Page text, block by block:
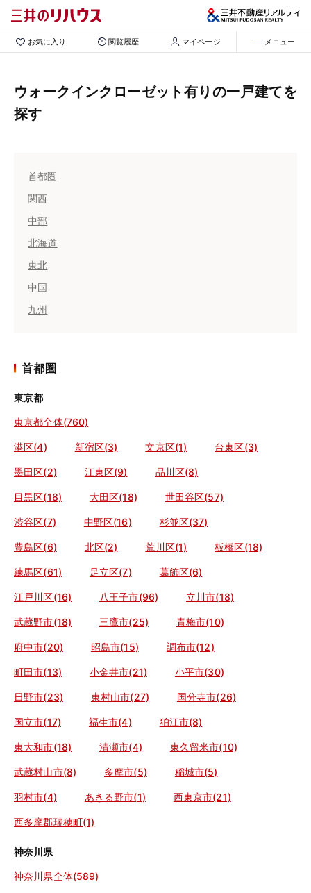
お気に入り 閲覧履歴 マイページ メニュー
ウォークインクローゼット有りの一戸建てを
探す
首都圏
関西
中部
北海道
東北
中国
九州
首都圏
東京都
東京都全体(760)
港区(4) 新宿区(3) 文京区(1) 台東区(3)
墨田区(2) 江東区(9) 品川区(8)
目黒区(18) 大田区(18) 世田谷区(57)
渋谷区(7) 中野区(16) 杉並区(37)
豊島区(6) 北区(2) 荒川区(1) 板橋区(18)
練馬区(61) 足立区(7) 葛飾区(6)
江戸川区(16) 八王子市(96) 立川市(18)
武蔵野市(18) 三鷹市(25) 青梅市(10)
府中市(20) 昭島市(15) 調布市(12)
町田市(13) 小金井市(21) 小平市(30)
日野市(23) 東村山市(27) 国分寺市(26)
国立市(17) 福生市(4) 狛江市(8)
東大和市(18) 清瀬市(4) 東久留米市(10)
武蔵村山市(8) 多摩市(5) 稲城市(5)
羽村市(4) あきる野市(1) 西東京市(21)
西多摩郡瑞穂町(1)
神奈川県
神奈川県全体(589)